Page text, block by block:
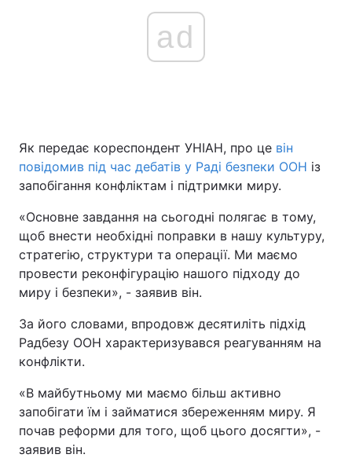
ad
Як передає кореспондент УНІАН, про це він
повідомив під час дебатів у Раді безпеки ООН із
запобігання конфліктам і підтримки миру.
«Основне завдання на сьогодні полягає в тому,
щоб внести необхідні поправки в нашу культуру,
стратегію, структури та операції. Ми маємо
провести реконфігурацію нашого підходу до
миру і безпеки», - заявив він.
За його словами, впродовж десятиліть підхід
Радбезу ООН характеризувався реагуванням на
конфлікти.
«В майбутньому ми маємо більш активно
запобігати їм і займатися збереженням миру. Я
почав реформи для того, щоб цього досягти», -
заявив він.